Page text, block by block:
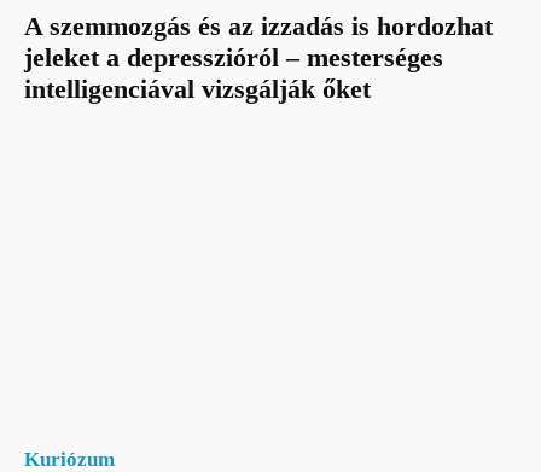
A szemmozgás és az izzadás is hordozhat
jeleket a depresszióról – mesterséges
intelligenciával vizsgálják őket
Kuriózum